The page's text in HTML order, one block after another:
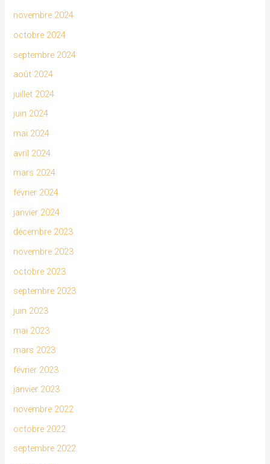
novembre 2024
octobre 2024
septembre 2024
août 2024
juillet 2024
juin 2024
mai 2024
avril 2024
mars 2024
février 2024
janvier 2024
décembre 2023
novembre 2023
octobre 2023
septembre 2023
juin 2023
mai 2023
mars 2023
février 2023
janvier 2023
novembre 2022
octobre 2022
septembre 2022